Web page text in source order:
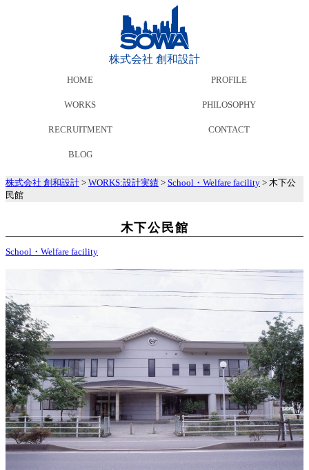
株式会社 創和設計
HOME PROFILE
WORKS PHILOSOPHY
RECRUITMENT CONTACT
BLOG
株式会社 創和設計 > WORKS:設計実績 > School・Welfare facility > 木下公
民館
木下公民館
School・Welfare facility